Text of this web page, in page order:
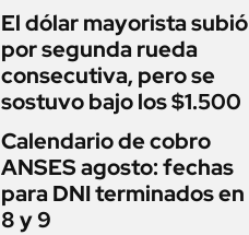
El dólar mayorista subió
por segunda rueda
consecutiva, pero se
sostuvo bajo los $1.500
Calendario de cobro
ANSES agosto: fechas
para DNI terminados en
8 y 9